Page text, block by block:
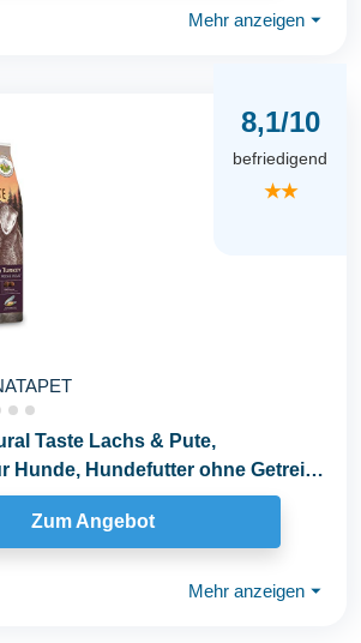
Mehr anzeigen ⏷
8,1/10
befriedigend
★★
Taste Lachs & Pute,
Hunde, Hundefutter ohne Getreide
Zum Angebot
Mehr anzeigen ⏷